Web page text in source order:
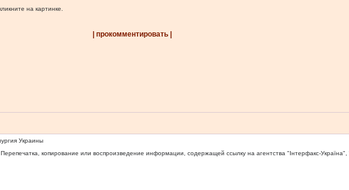
на картинке.
| прокомментировать |
Украины
копирование или воспроизведение информации, содержащей ссылку на агентства "Iнтерфакс-